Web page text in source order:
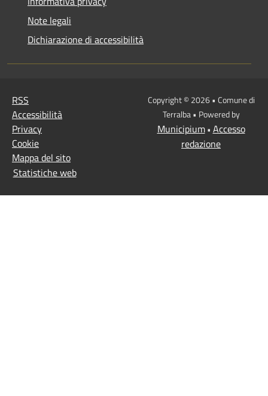
Note legali
Dichiarazione di accessibilità
RSS
Accessibilità
Privacy
Cookie
Mappa del sito
Statistiche web
Copyright © 2026 • Comune di
Terralba • Powered by
Municipium• Accesso
redazione